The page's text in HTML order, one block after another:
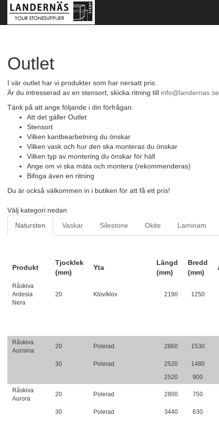
Outlet
I vär outlet har vi produkter som har nersatt pris.
Är du intresserad av en stensort, skicka ritning till info@landernas.se
Tänk på att ange följande i din förfrågan:
Att det gäller Outlet
Stensort
Vilken kantbearbetning du önskar
Vilken vask och hur den ska monteras du önskar
Vilken typ av montering du önskar för häll
Ange om vi ska mäta och montera (rekommenderas)
Bifoga även en ritning
Du är också välkommen in i butiken för att få ett pris!
Välj kategori nedan
Natursten
Vaskar Silestone Okite Laminam
Produkt
Tjocklek
(mm)
Yta
Längd
(mm)
Bredd
(mm)
Råskiva
Ardesia
Nera
20 Klov/klov 2190 1250
Råskiva
Aurisina
20 Polerad 2860 1530
30 Polerad 2520
1480
2520
900
Råskiva
Aurora
20 Polerad 2800 750
30 Polerad 3440 630